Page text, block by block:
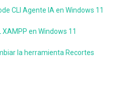
CLI Agente IA en Windows 11
XAMPP en Windows 11
la herramienta Recortes